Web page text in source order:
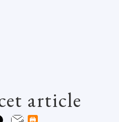
article